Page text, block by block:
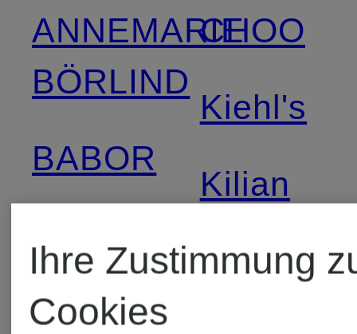
ANNEMARIE
BÖRLIND
BABOR
bareMinerals
benefit
CHOO
Kiehl's
Kilian
Ihre Zustimmung
Cookies